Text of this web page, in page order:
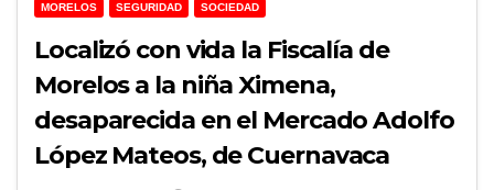
MORELOS SEGURIDAD SOCIEDAD
Localizó con vida la Fiscalía de
Morelos a la niña Ximena,
desaparecida en el Mercado Adolfo
López Mateos, de Cuernavaca